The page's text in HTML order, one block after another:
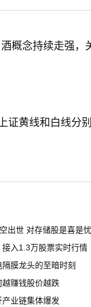
概念持续走强，
证黄线和白线分别
出世 对存储股是喜是忧
入1.3万股票实时行情
膜龙头的至暗时刻
赚钱股价越跌
业链集体爆发